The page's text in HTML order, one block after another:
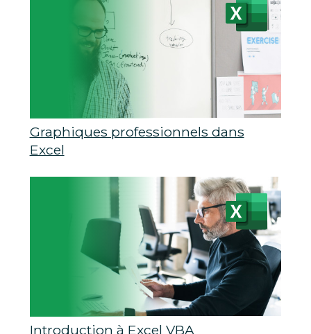
Graphiques professionnels dans
Excel
Introduction à Excel VBA